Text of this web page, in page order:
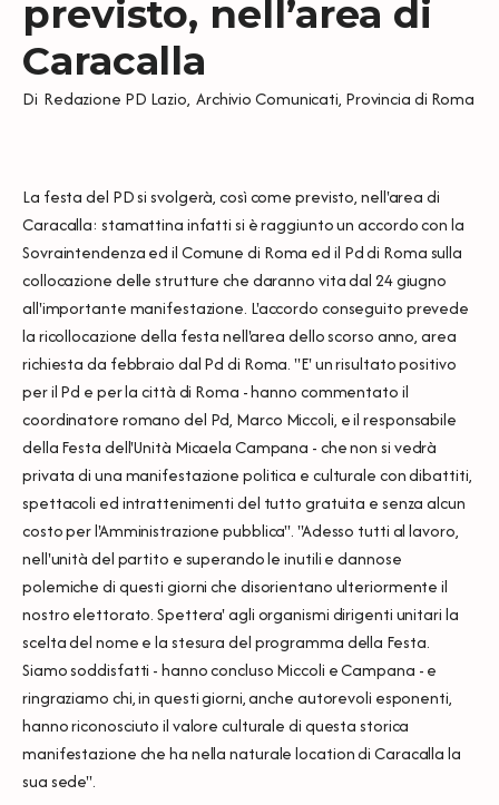
previsto, nell’area di
Caracalla
Di Redazione PD Lazio, Archivio Comunicati, Provincia di Roma
La festa del PD si svolgerà, così come previsto, nell'area di
Caracalla: stamattina infatti si è raggiunto un accordo con la
Sovraintendenza ed il Comune di Roma ed il Pd di Roma sulla
collocazione delle strutture che daranno vita dal 24 giugno
all'importante manifestazione. L'accordo conseguito prevede
la ricollocazione della festa nell'area dello scorso anno, area
richiesta da febbraio dal Pd di Roma. "E' un risultato positivo
per il Pd e per la città di Roma - hanno commentato il
coordinatore romano del Pd, Marco Miccoli, e il responsabile
della Festa dell'Unità Micaela Campana - che non si vedrà
privata di una manifestazione politica e culturale con dibattiti,
spettacoli ed intrattenimenti del tutto gratuita e senza alcun
costo per l'Amministrazione pubblica''. "Adesso tutti al lavoro,
nell'unità del partito e superando le inutili e dannose
polemiche di questi giorni che disorientano ulteriormente il
nostro elettorato. Spettera' agli organismi dirigenti unitari la
scelta del nome e la stesura del programma della Festa.
Siamo soddisfatti - hanno concluso Miccoli e Campana - e
ringraziamo chi, in questi giorni, anche autorevoli esponenti,
hanno riconosciuto il valore culturale di questa storica
manifestazione che ha nella naturale location di Caracalla la
sua sede''.